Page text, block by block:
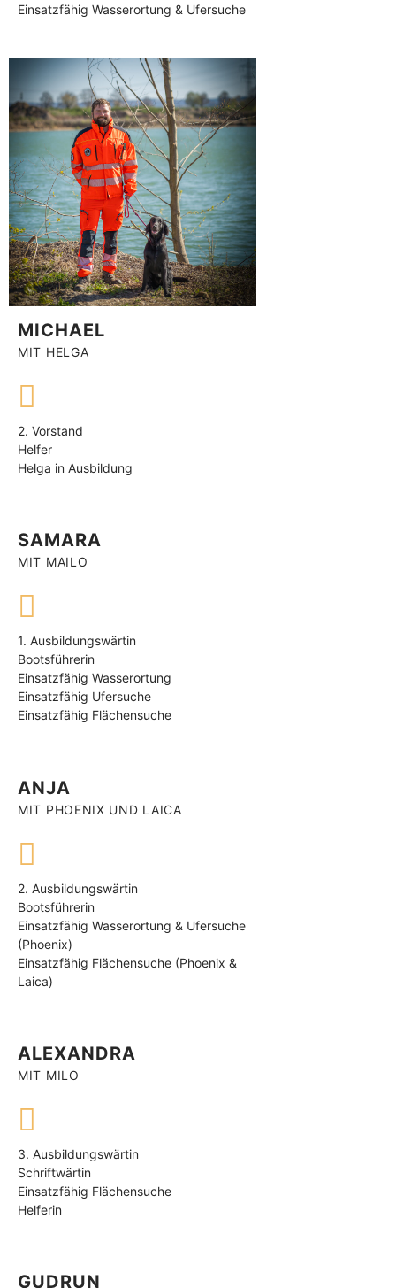
Einsatzfähig Wasserortung & Ufersuche
MICHAEL
MIT HELGA
2. Vorstand
Helfer
Helga in Ausbildung
SAMARA
MIT MAILO
1. Ausbildungswärtin
Bootsführerin
Einsatzfähig Wasserortung
Einsatzfähig Ufersuche
Einsatzfähig Flächensuche
ANJA
MIT PHOENIX UND LAICA
2. Ausbildungswärtin
Bootsführerin
Einsatzfähig Wasserortung & Ufersuche
(Phoenix)
Einsatzfähig Flächensuche (Phoenix &
Laica)
ALEXANDRA
MIT MILO
3. Ausbildungswärtin
Schriftwärtin
Einsatzfähig Flächensuche
Helferin
GUDRUN